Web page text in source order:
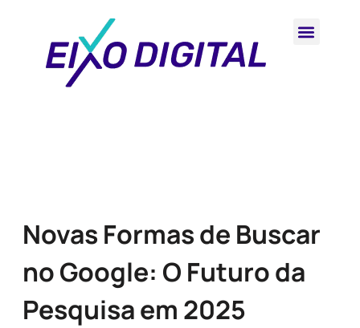
Novas Formas de Buscar
no Google: O Futuro da
Pesquisa em 2025